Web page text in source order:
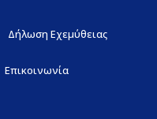
Δήλωση Εχεμύθειας
Επικοινωνία